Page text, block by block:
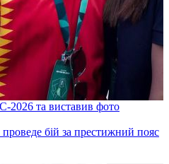
2026 та виставив фото
бій за престижний пояс